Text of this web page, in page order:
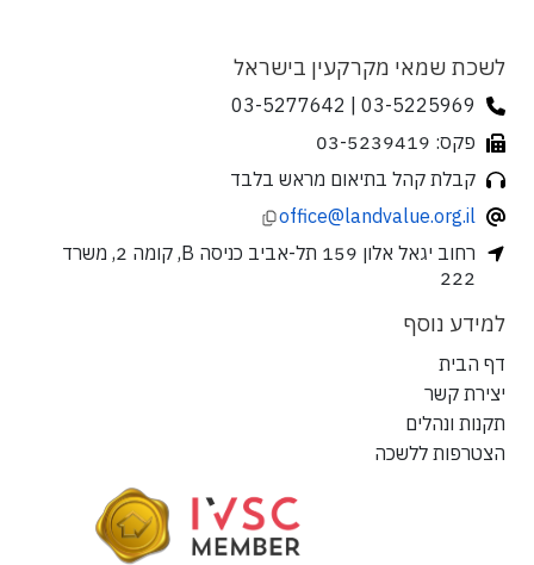
לשכת שמאי מקרקעין בישראל
03-5225969 | 03-5277642
פקס: 03-5239419
קבלת קהל בתיאום מראש בלבד
office@landvalue.org.il
רחוב יגאל אלון 159 תל-אביב כניסה B, קומה 2, משרד
222
למידע נוסף
דף הבית
יצירת קשר
תקנות ונהלים
הצטרפות ללשכה